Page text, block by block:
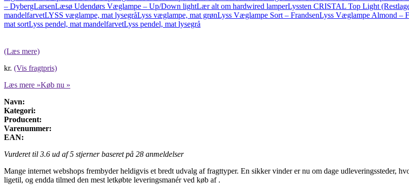
– DybergLarsenLæsø Udendørs Væglampe – Up/Down lightLær alt om hardwired lamperLyssten CRISTAL Top Light
mandelfarvetLYSS væglampe, mat lysegråLyss væglampe, mat grønLyss Væglampe Sort – FrandsenLyss Væglampe Almond –
mat sortLyss pendel, mat mandelfarvetLyss pendel, mat lysegrå
(Læs mere)
kr. (Vis fragtpris)
Læs mere »Køb nu »
Navn:
Kategori:
Producent:
Varenummer:
EAN:
Vurderet til 3.6 ud af 5 stjerner baseret på 28 anmeldelser
Mange internet webshops frembyder heldigvis et bredt udvalg af fragttyper. En sikker vinder er nu om dage udleveringssteder,
ligetil, og endda tilmed den mest letkøbte leveringsmanér ved køb af .